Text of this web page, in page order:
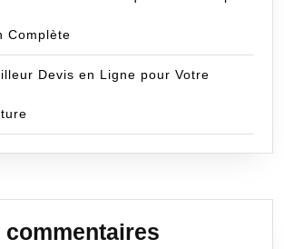
Complète
Devis en Ligne pour Votre
commentaires